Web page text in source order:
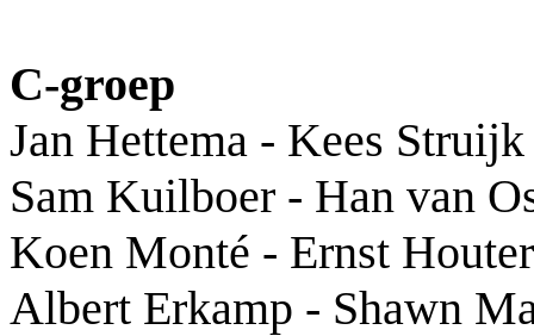
C-groep
Jan Hettema - Kees Struijk
Sam Kuilboer - Han van
Koen Monté - Ernst Houter
Albert Erkamp - Shawn